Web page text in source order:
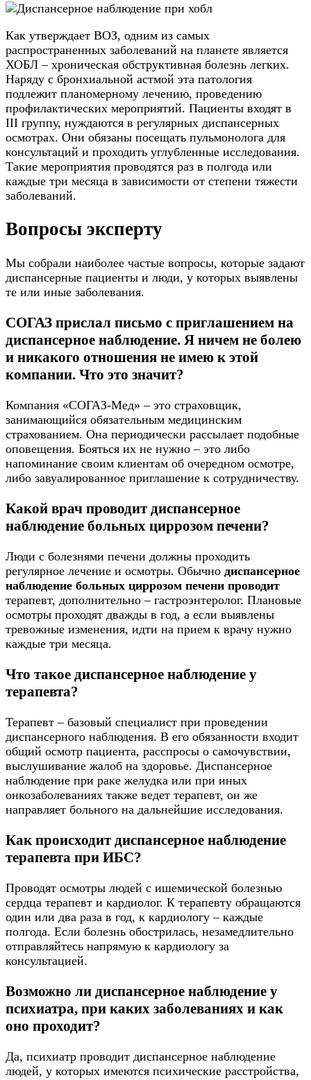
Как утверждает ВОЗ, одним из самых
распространенных заболеваний на планете является
ХОБЛ – хроническая обструктивная болезнь легких.
Наряду с бронхиальной астмой эта патология
подлежит планомерному лечению, проведению
профилактических мероприятий. Пациенты входят в
III группу, нуждаются в регулярных диспансерных
осмотрах. Они обязаны посещать пульмонолога для
консультаций и проходить углубленные исследования.
Такие мероприятия проводятся раз в полгода или
каждые три месяца в зависимости от степени тяжести
заболеваний.
Вопросы эксперту
Мы собрали наиболее частые вопросы, которые задают
диспансерные пациенты и люди, у которых выявлены
те или иные заболевания.
СОГАЗ прислал письмо с приглашением на
диспансерное наблюдение. Я ничем не болею
и никакого отношения не имею к этой
компании. Что это значит?
Компания «СОГАЗ-Мед» – это страховщик,
занимающийся обязательным медицинским
страхованием. Она периодически рассылает подобные
оповещения. Бояться их не нужно – это либо
напоминание своим клиентам об очередном осмотре,
либо завуалированное приглашение к сотрудничеству.
Какой врач проводит диспансерное
наблюдение больных циррозом печени?
Люди с болезнями печени должны проходить
регулярное лечение и осмотры. Обычно диспансерное
наблюдение больных циррозом печени проводит
терапевт, дополнительно – гастроэнтеролог. Плановые
осмотры проходят дважды в год, а если выявлены
тревожные изменения, идти на прием к врачу нужно
каждые три месяца.
Что такое диспансерное наблюдение у
терапевта?
Терапевт – базовый специалист при проведении
диспансерного наблюдения. В его обязанности входит
общий осмотр пациента, расспросы о самочувствии,
выслушивание жалоб на здоровье. Диспансерное
наблюдение при раке желудка или при иных
онкозаболеваниях также ведет терапевт, он же
направляет больного на дальнейшие исследования.
Как происходит диспансерное наблюдение
терапевта при ИБС?
Проводят осмотры людей с ишемической болезнью
сердца терапевт и кардиолог. К терапевту обращаются
один или два раза в год, к кардиологу – каждые
полгода. Если болезнь обострилась, незамедлительно
отправляйтесь напрямую к кардиологу за
консультацией.
Возможно ли диспансерное наблюдение у
психиатра, при каких заболеваниях и как
оно проходит?
Да, психиатр проводит диспансерное наблюдение
людей, у которых имеются психические расстройства,